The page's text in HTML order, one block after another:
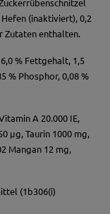
(inaktiviert), 0,2
Zutaten enthalten.
% Fettgehalt, 1,5
% Phosphor, 0,08 %
A 20.000 IE,
µg, Taurin 1000 mg,
Mangan 12 mg,
(1b306(i)